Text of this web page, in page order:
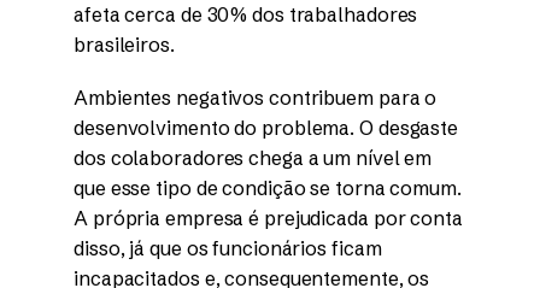
afeta cerca de 30% dos trabalhadores
brasileiros.
Ambientes negativos contribuem para o
desenvolvimento do problema. O desgaste
dos colaboradores chega a um nível em
que esse tipo de condição se torna comum.
A própria empresa é prejudicada por conta
disso, já que os funcionários ficam
incapacitados e, consequentemente, os